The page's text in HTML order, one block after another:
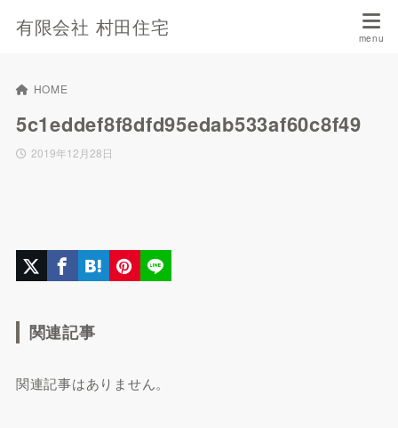
有限会社 村田住宅
HOME
5c1eddef8f8dfd95edab533af60c8f49
2019年12月28日
関連記事
関連記事はありません。